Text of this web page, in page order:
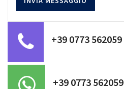
+39 0773 562059
+39 0773 562059